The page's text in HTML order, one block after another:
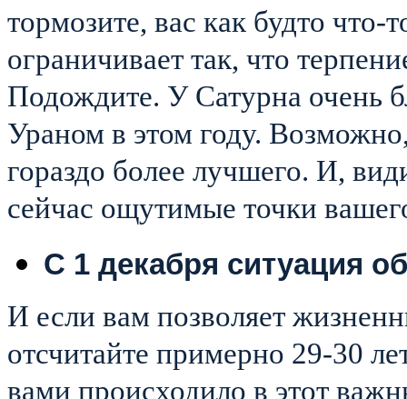
тормозите, вас как будто что-
ограничивает так, что
Подождите. У Сатурна очень
Ураном в этом году.
гораздо более лучшего. И,
сейчас ощутимые точки
С 1 декабря ситуация
И если вам позволяет
отсчитайте примерно 29-30
вами происходило в этот